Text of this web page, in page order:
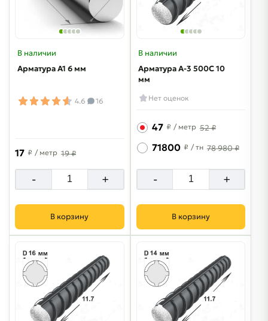
В наличии
Арматура А1 6 мм
4.6 16
17 ₽ / метр 19 ₽
- +
В корзину
В наличии
Арматура A-3 500C 10
мм
Нет оценок
47 ₽ / метр 52 ₽
71800 ₽ / тн 78 980 ₽
- +
В корзину